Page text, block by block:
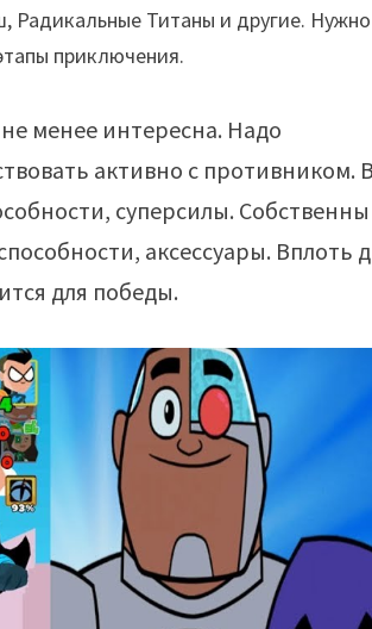
Радикальные Титаны и другие. Нужно
приключения.
менее интересна. Надо
активно с противником.
суперсилы.
аксессуары. Вплоть
для победы.